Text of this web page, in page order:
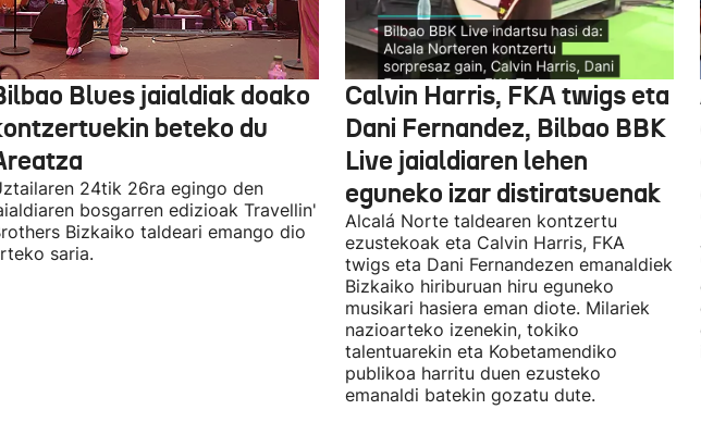
Blues jaialdiak doako
beteko du
24tik 26ra egingo den
bosgarren edizioak Travellin'
Bizkaiko taldeari emango dio
saria.
Calvin Harris, FKA twigs eta
Dani Fernandez, Bilbao BBK
Live jaialdiaren lehen
eguneko izar distiratsuenak
Alcalá Norte taldearen kontzertu
ezustekoak eta Calvin Harris, FKA
twigs eta Dani Fernandezen emanaldiek
Bizkaiko hiriburuan hiru eguneko
musikari hasiera eman diote. Milariek
nazioarteko izenekin, tokiko
talentuarekin eta Kobetamendiko
publikoa harritu duen ezusteko
emanaldi batekin gozatu dute.